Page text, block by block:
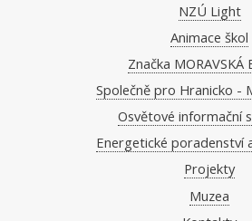
NZÚ Light
Animace škol
Značka MORAVSKÁ
Společně pro Hranicko -
Osvětové informační
Energetické poradenství
Projekty
Muzea